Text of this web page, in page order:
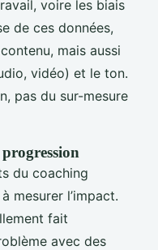
voire les biais
de ces données,
mais aussi
vidéo) et le ton.
pas du sur-mesure
du coaching
mesurer l’impact.
fait
avec des